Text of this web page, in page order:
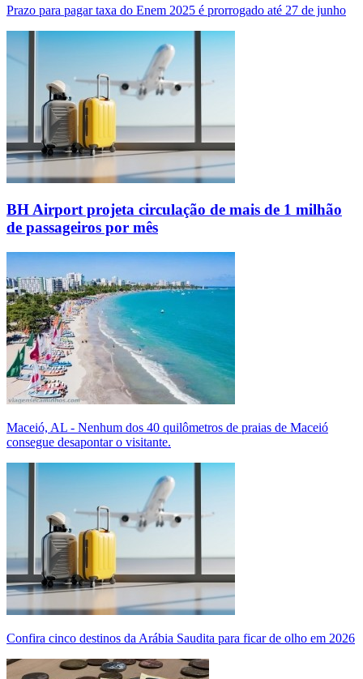
Prazo para pagar taxa do Enem 2025 é prorrogado até 27 de junho
BH Airport projeta circulação de mais de 1 milhão
de passageiros por mês
Maceió, AL - Nenhum dos 40 quilômetros de praias de Maceió
consegue desapontar o visitante.
Confira cinco destinos da Arábia Saudita para ficar de olho em 2026